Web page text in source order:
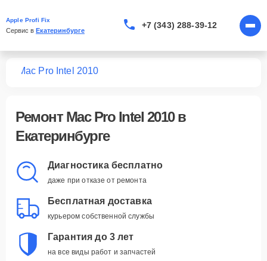
Apple Profi Fix
Сервис в Екатеринбурге
+7 (343) 288-39-12
Mac Pro Intel 2010
Ремонт Mac Pro Intel 2010в
Екатеринбурге
Диагностика бесплатно
даже при отказе от ремонта
Бесплатная доставка
курьером собственной службы
Гарантия до 3 лет
на все виды работ и запчастей